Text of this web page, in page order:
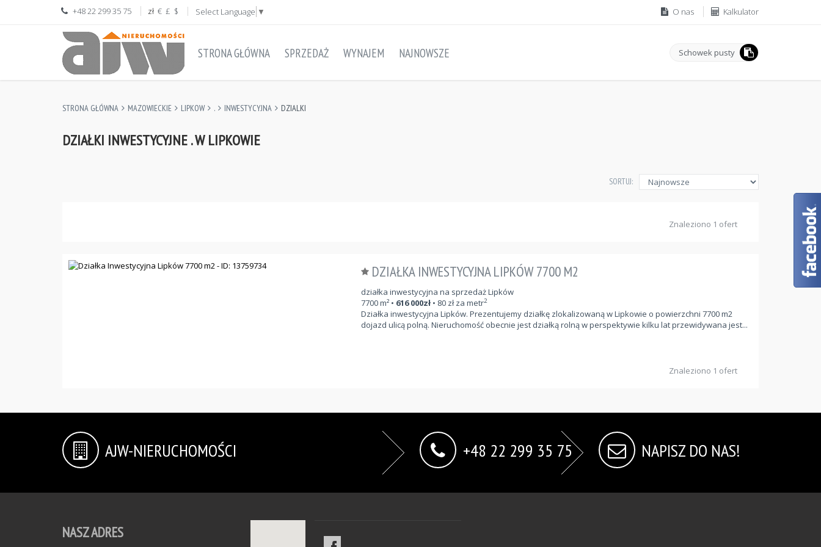
+48 22 299 35 75 zł € £ $ Select Language ▼ O nas Kalkulator
Schowek pusty
STRONA GŁÓWNA SPRZEDAŻ WYNAJEM NAJNOWSZE
STRONA GŁÓWNA MAZOWIECKIE LIPKOW . INWESTYCYJNA DZIALKI
DZIAŁKI INWESTYCYJNE . W LIPKOWIE
SORTUJ:
Znaleziono 1 ofert
DZIAŁKA INWESTYCYJNA LIPKÓW 7700 M2
działka inwestycyjna na sprzedaż Lipków
7700m² • 616 000zł • 80 zł za metr2
Działka inwestycyjna Lipków. Prezentujemy działkę zlokalizowaną w Lipkowie o powierzchni 7700 m2
dojazd ulicą polną. Nieruchomość obecnie jest działką rolną w perspektywie kilku lat przewidywana jest...
Znaleziono 1 ofert
AJW-NIERUCHOMOŚCI +48 22 299 35 75 NAPISZ DO NAS!
NASZ ADRES